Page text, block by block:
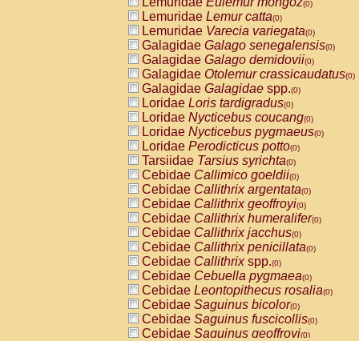
(0)
Lemuridae Lemur catta(0)
Lemuridae Varecia variegata(0)
Galagidae Galago senegalensis(0)
Galagidae Galago demidovii(0)
Galagidae Otolemur crassicaudatus(0)
Galagidae Galagidae spp.(0)
Loridae Loris tardigradus(0)
Loridae Nycticebus coucang(0)
Loridae Nycticebus pygmaeus(0)
Loridae Perodicticus potto(0)
Tarsiidae Tarsius syrichta(0)
Cebidae Callimico goeldii(0)
Cebidae Callithrix argentata(0)
Cebidae Callithrix geoffroyi(0)
Cebidae Callithrix humeralifer(0)
Cebidae Callithrix jacchus(0)
Cebidae Callithrix penicillata(0)
Cebidae Callithrixspp.(0)
Cebidae Cebuella pygmaea(0)
Cebidae Leontopithecus rosalia(0)
Cebidae Saguinus bicolor(0)
Cebidae Saguinus fuscicollis(0)
Cebidae Saguinus geoffroyi(0)